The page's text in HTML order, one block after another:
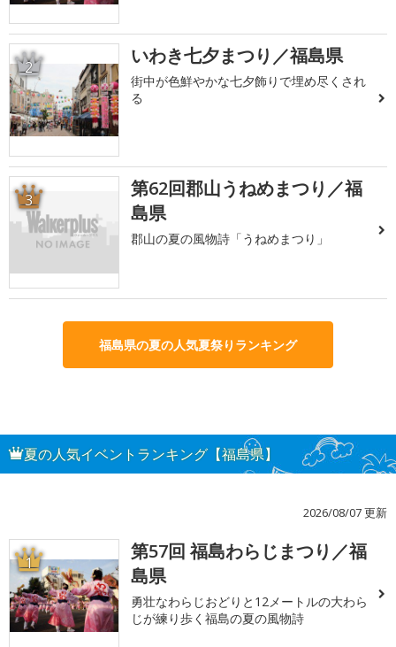
2 いわき七夕まつり／福島県
街中が色鮮やかな七夕飾りで埋め尽くされ
る
3
第62回郡山うねめまつり／福
島県
郡山の夏の風物詩「うねめまつり」
福島県の夏の人気夏祭りランキング
夏の人気イベントランキング【福島県】
2026/08/07 更新
1
第57回 福島わらじまつり／福
島県
勇壮なわらじおどりと12メートルの大わら
じが練り歩く福島の夏の風物詩